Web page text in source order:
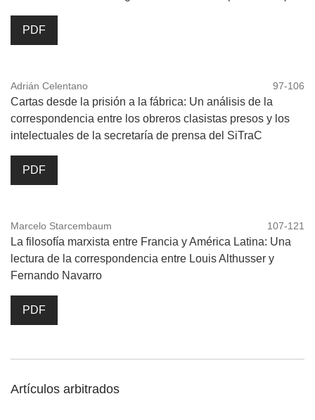
PDF
Adrián Celentano 97-106
Cartas desde la prisión a la fábrica: Un análisis de la
correspondencia entre los obreros clasistas presos y los
intelectuales de la secretaría de prensa del SiTraC
PDF
Marcelo Starcembaum 107-121
La filosofía marxista entre Francia y América Latina: Una
lectura de la correspondencia entre Louis Althusser y
Fernando Navarro
PDF
Artículos arbitrados